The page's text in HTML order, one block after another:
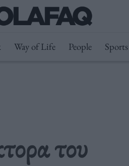
Way of Life People Sports
του